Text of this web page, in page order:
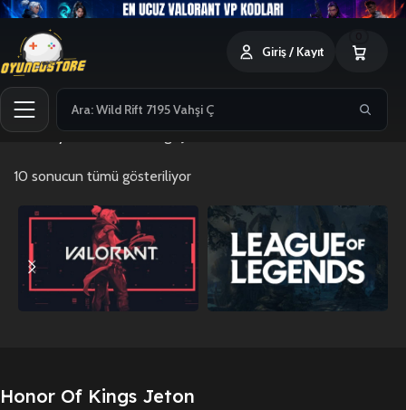
Giriş / Kayıt
Ana Sayfa Honor Of Kings Jeton
10 sonucun tümü gösteriliyor
Honor Of Kings Jeton